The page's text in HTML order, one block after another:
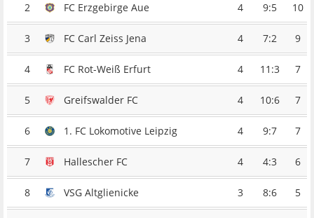
2 FC Erzgebirge Aue 4 9:5 10
3 FC Carl Zeiss Jena 4 7:2 9
4 FC Rot-Weiß Erfurt 4 11:3 7
5 Greifswalder FC 4 10:6 7
6 1. FC Lokomotive Leipzig 4 9:7 7
7 Hallescher FC 4 4:3 6
8 VSG Altglienicke 3 8:6 5